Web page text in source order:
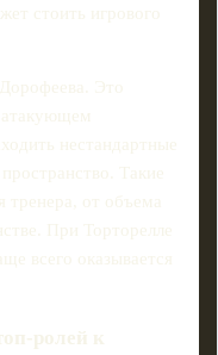
стоить игрового
Это
атакующем
нестандартные
Такие
тренера, от объема
При Торторелле
всего оказывается
ролей к